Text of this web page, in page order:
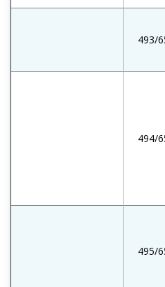
493/
494/
495/